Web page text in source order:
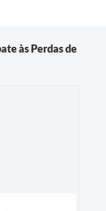
às Perdas de